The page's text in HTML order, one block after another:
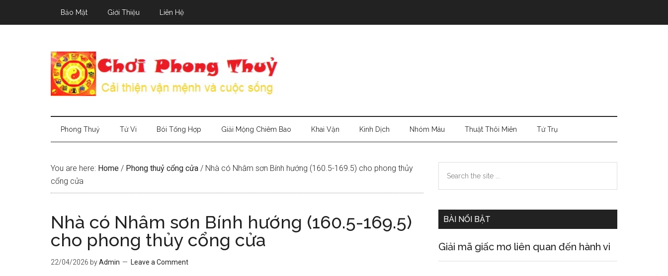
Bảo Mật Giới Thiệu Liên Hệ
Phong Thuỷ Tử Vi Bói Tổng Hợp Giải Mộng Chiêm Bao Khai Vận Kinh Dịch Nhóm Máu Thuật Thôi Miên Tứ Trụ
You are here: Home / Phong thuỷ cổng cửa / Nhà có Nhâm sơn Bính hướng (160.5-169.5) cho phong thủy
cổng cửa
Nhà có Nhâm sơn Bính hướng (160.5-169.5)
cho phong thủy cổng cửa
22/04/2026 byAdmin Leave a Comment
Primary
Sidebar
the
BÀI NỔI BẬT
Giải mã giấc mơ liên quan đến hành vi